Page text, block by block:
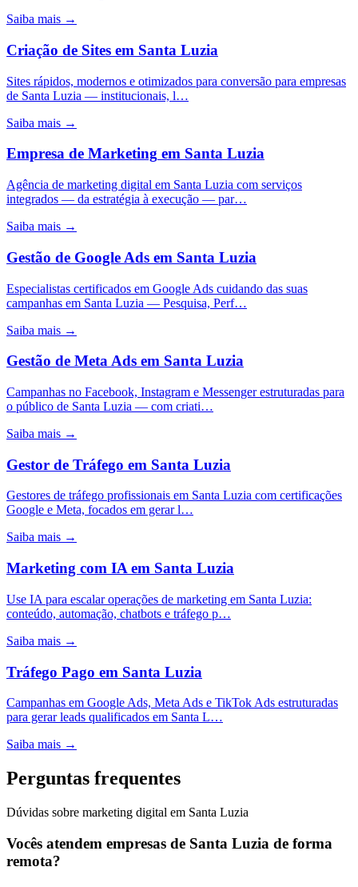
Saiba mais →
Criação de Sites em Santa Luzia
Sites rápidos, modernos e otimizados para conversão para empresas
de Santa Luzia — institucionais, l…
Saiba mais →
Empresa de Marketing em Santa Luzia
Agência de marketing digital em Santa Luzia com serviços
integrados — da estratégia à execução — par…
Saiba mais →
Gestão de Google Ads em Santa Luzia
Especialistas certificados em Google Ads cuidando das suas
campanhas em Santa Luzia — Pesquisa, Perf…
Saiba mais →
Gestão de Meta Ads em Santa Luzia
Campanhas no Facebook, Instagram e Messenger estruturadas para
o público de Santa Luzia — com criati…
Saiba mais →
Gestor de Tráfego em Santa Luzia
Gestores de tráfego profissionais em Santa Luzia com certificações
Google e Meta, focados em gerar l…
Saiba mais →
Marketing com IA em Santa Luzia
Use IA para escalar operações de marketing em Santa Luzia:
conteúdo, automação, chatbots e tráfego p…
Saiba mais →
Tráfego Pago em Santa Luzia
Campanhas em Google Ads, Meta Ads e TikTok Ads estruturadas
para gerar leads qualificados em Santa L…
Saiba mais →
Perguntas frequentes
Dúvidas sobre marketing digital em Santa Luzia
Vocês atendem empresas de Santa Luzia de forma
remota?